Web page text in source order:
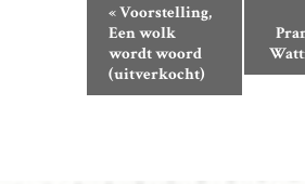
N
«Voorstelling,
Een wolk
wordt woord
(uitverkocht)